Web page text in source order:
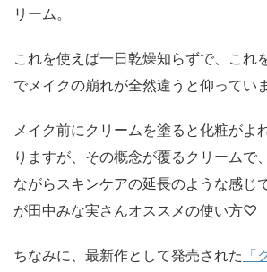
リーム。
これを使えば一日乾燥知らずで、これ
でメイクの崩れが全然違うと仰ってい
メイク前にクリームを塗ると化粧がよ
りますが、その概念が覆るクリームで
ながらスキンケアの延長のような感じ
が田中みな実さんオススメの使い方♡
ちなみに、最新作として発売された